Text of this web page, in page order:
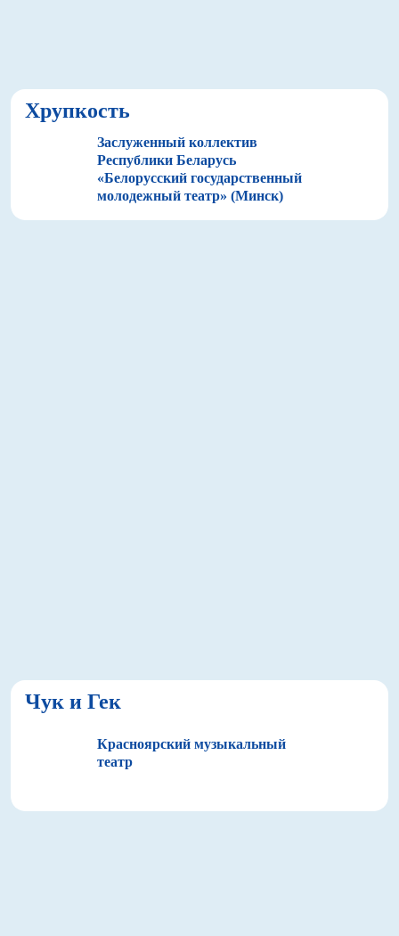
Хрупкость
Заслуженный коллектив
Республики Беларусь
«Белорусский государственный
молодежный театр» (Минск)
Чук и Гек
Красноярский музыкальный
театр